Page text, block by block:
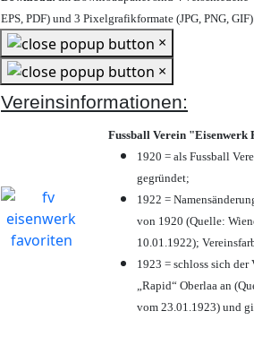
EPS, PDF) und 3 Pixelgrafikformate (JPG, PNG,
×
×
Vereinsinformationen:
Fussball Verein "Eisenwerk
1920 = als Fussball
gegründet;
1922 =
von 1920 (Quelle:
10.01.1922);
1923 = schloss sich
„Rapid“ Oberlaa an
vom 23.01.1923) und